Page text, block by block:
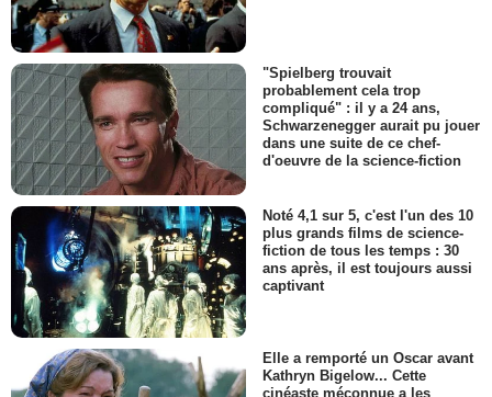
"Spielberg trouvait
probablement cela trop
compliqué" : il y a 24 ans,
Schwarzenegger aurait pu jouer
dans une suite de ce chef-
d'oeuvre de la science-fiction
Noté 4,1 sur 5, c'est l'un des 10
plus grands films de science-
fiction de tous les temps : 30
ans après, il est toujours aussi
captivant
Elle a remporté un Oscar avant
Kathryn Bigelow... Cette
cinéaste méconnue a les